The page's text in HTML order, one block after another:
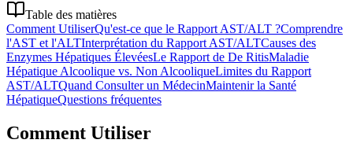
Table des matières
Comment UtiliserQu'est-ce que le Rapport AST/ALT ?Comprendre
l'AST et l'ALTInterprétation du Rapport AST/ALTCauses des
Enzymes Hépatiques ÉlevéesLe Rapport de De RitisMaladie
Hépatique Alcoolique vs. Non AlcooliqueLimites du Rapport
AST/ALTQuand Consulter un MédecinMaintenir la Santé
HépatiqueQuestions fréquentes
Comment Utiliser